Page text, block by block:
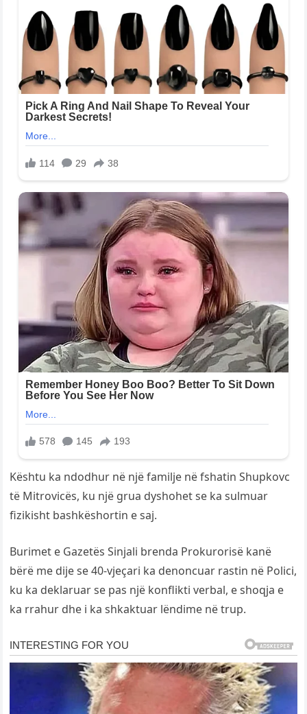
Kështu ka ndodhur në një familje në fshatin Shupkovc
të Mitrovicës, ku një grua dyshohet se ka sulmuar
fizikisht bashkëshortin e saj.
Burimet e Gazetës Sinjali brenda Prokurorisë kanë
bërë me dije se 40-vjeçari ka denoncuar rastin në Polici,
ku ka deklaruar se pas një konflikti verbal, e shoqja e
ka rrahur dhe i ka shkaktuar lëndime në trup.